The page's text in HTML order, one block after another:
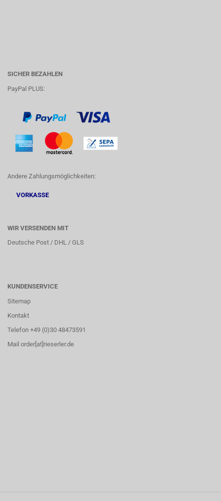
SICHER BEZAHLEN
PayPal PLUS:
Andere Zahlungsmöglichkeiten:
VORKASSE
WIR VERSENDEN MIT
Deutsche Post / DHL / GLS
KUNDENSERVICE
Sitemap
Kontakt
Telefon +49 (0)30 48473591
Mail order[at]rieserler.de